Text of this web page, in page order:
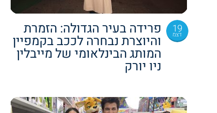
19
דצמ פרידה בעיר הגדולה: הזמרת
והיוצרת נבחרה לככב בקמפיין
המותג הבינלאומי של מייבלין
ניו יורק